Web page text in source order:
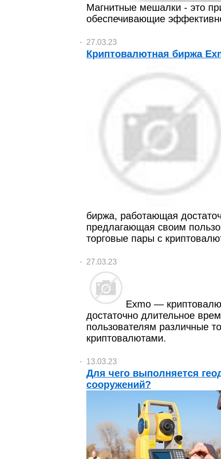
Магнитные мешалки - это
обеспечивающие
27.03.23
Криптовалютная биржа
биржа, работающая
предлагающая своим
торговые пары с
27.03.23
Exmo —
достаточно длительное
пользователям различные
криптовалютами.
13.03.23
Для чего выполняется
сооружений?